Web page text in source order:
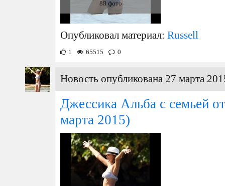
88 фото
Опубликовал материал: Russell
1 65515 0
Новость опубликована 27 марта
Джессика Альба с семьей
марта 2015)